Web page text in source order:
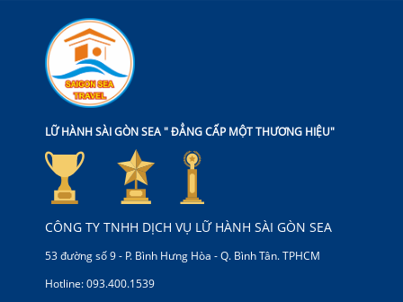
LỮ HÀNH SÀI GÒN SEA " ĐẲNG CẤP MỘT THƯƠNG HIỆU"
CÔNG TY TNHH DỊCH VỤ LỮ HÀNH SÀI GÒN SEA
53 đường số 9 - P. Bình Hưng Hòa - Q. Bình Tân. TPHCM
Hotline: 093.400.1539